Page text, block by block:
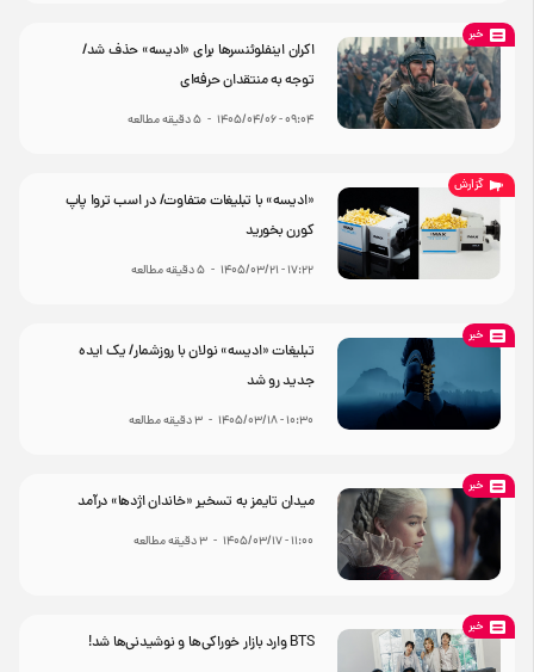
خبر
اکران اینفلوئنسرها برای «ادیسه» حذف شد/
توجه به منتقدان حرفه‌ای
۰۹:۰۴ - ۱۴۰۵/۰۴/۰۶ -
5دقیقه مطالعه
گزارش
«ادیسه» با تبلیغات متفاوت/ در اسب تروا پاپ
کورن بخورید
۱۷:۲۲ - ۱۴۰۵/۰۳/۲۱ -
5دقیقه مطالعه
خبر
تبلیغات «ادیسه» نولان با روزشمار/ یک ایده
جدید رو شد
۱۰:۳۰ - ۱۴۰۵/۰۳/۱۸ -
3دقیقه مطالعه
خبر
میدان تایمز به تسخیر «خاندان اژدها» درآمد
۱۱:۰۰ - ۱۴۰۵/۰۳/۱۷ -
3دقیقه مطالعه
خبر
BTS وارد بازار خوراکی‌ها و نوشیدنی‌ها شد!